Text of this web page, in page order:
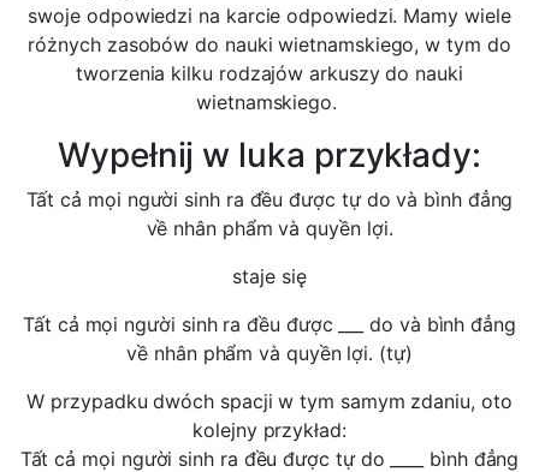
swoje odpowiedzi na karcie odpowiedzi. Mamy wiele
różnych zasobów do nauki wietnamskiego, w tym do
tworzenia kilku rodzajów arkuszy do nauki
wietnamskiego.
Wypełnij w luka przykłady:
Tất cả mọi người sinh ra đều được tự do và bình đẳng
về nhân phẩm và quyền lợi.
staje się
Tất cả mọi người sinh ra đều được ___ do và bình đẳng
về nhân phẩm và quyền lợi. (tự)
W przypadku dwóch spacji w tym samym zdaniu, oto
kolejny przykład:
Tất cả mọi người sinh ra đều được tự do ____ bình đẳng